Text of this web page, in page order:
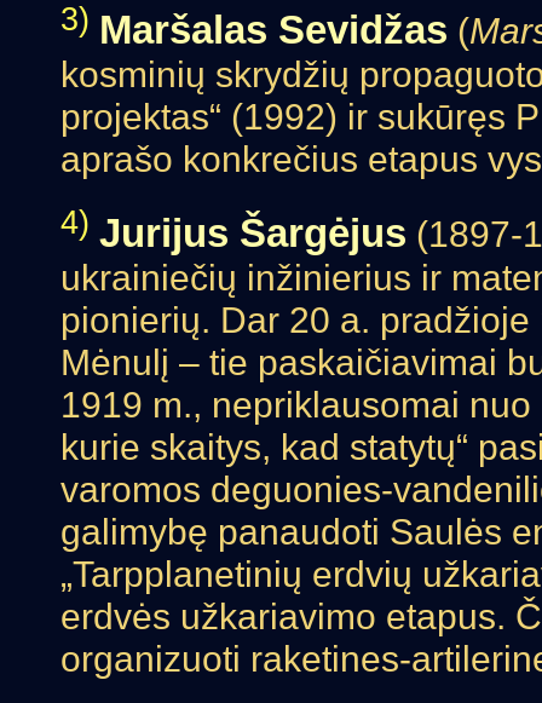
3) Maršalas Sevidžas (
kosminių skrydžių
projektas“ (1992) ir sukūręs
aprašo konkrečius etapus
4) Jurijus Šargėjus (1897-
ukrainiečių inžinierius ir
pionierių. Dar 20 a.
Mėnulį – tie paskaičiavimai
1919 m., nepriklausomai nuo
kurie skaitys, kad statytų“
varomos deguonies-
galimybę panaudoti Saulės
„Tarpplanetinių erdvių
erdvės užkariavimo etapus.
organizuoti raketines-